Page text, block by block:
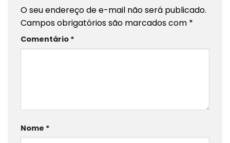
O seu endereço de e-mail não será publicado.
Campos obrigatórios são marcados com *
Comentário *
Nome *